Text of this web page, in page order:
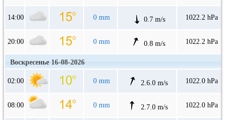
14:00 0 mm 0.7 m/s 1022.2 hPa
20:00 0 mm 0.8 m/s 1022.2 hPa
Воскресенье 16-08-2026
02:00 0 mm 2.6.0 m/s 1022.0 hPa
08:00 0 mm 2.7.0 m/s 1022.0 hPa